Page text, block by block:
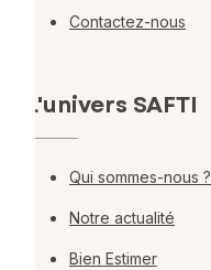
Contactez-nous
L'univers SAFTI
Qui sommes-nous ?
Notre actualité
Bien Estimer